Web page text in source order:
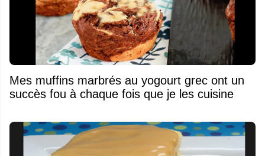
Mes muffins marbrés au yogourt grec ont un
succès fou à chaque fois que je les cuisine